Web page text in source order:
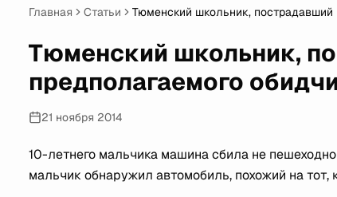
Главная Статьи Тюменский школьник,
Тюменский школьник,
предполагаемого
21 ноября 2014
10-летнего мальчика машина сбила не
мальчик обнаружил автомобиль, похожий на тот,